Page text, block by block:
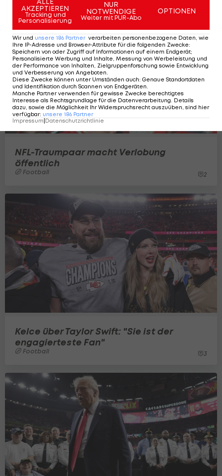
NFL-Traumpaar macht Verlobung
öffentlich
Football 2
Kelce über Taylor Swift: "Sie ist der
engagierteste Fan"
Football 3
AKZEPTIEREN
Tracking und
Personalisierung
NUR
NOTWENDIGE
Weiter mit PUR-Abo
OPTIONEN
Wir und unsere 186 Partner verarbeiten personenbezogene Daten, wie
Ihre IP-Adresse und Browser-Attribute für die folgenden Zwecke:
Speichern von oder Zugriff auf Informationen auf einem Endgerät;
Personalisierte Werbung und Inhalte, Messung von Werbeleistung und
der Performance von Inhalten, Zielgruppenforschung sowie Entwicklung
und Verbesserung von Angeboten
Diese Zwecke können unter Umständen auch: Genaue Standortdaten
und Identifikation durch Scannen von Endgeräten
Manche Partner verwenden für gewisse Zwecke berechtigtes
Interesse als Rechtsgrundlage für die Datenverarbeitung. Details
dazu, sowie die Möglichkeit Ihr Widerspruchsrecht auszuüben, sind hier
verfügbar: unsere 186 Partner
Impressum|Datenschutzrichtlinie